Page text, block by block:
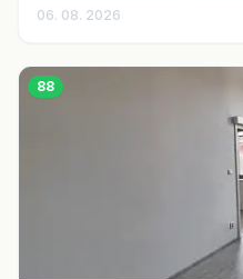
06. 08. 2026
88